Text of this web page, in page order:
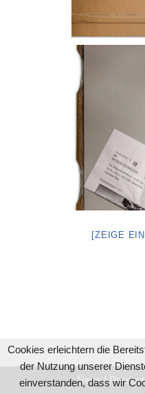
[ZEIGE
Neve|
Cookies erleichtern die
der Nutzung unserer
einverstanden, dass wir